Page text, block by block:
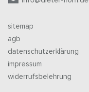
sitemap
agb
datenschutzerklärung
impressum
widerrufsbelehrung